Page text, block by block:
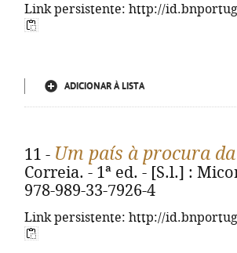
Link persistente: http://
ADICIONAR À LISTA
11 - Um país à procura
Correia. - 1ª ed. - [S.l.] :
978-989-33-7926-4
Link persistente: http://